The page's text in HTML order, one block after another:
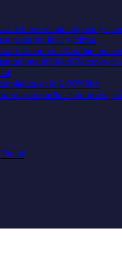
del tipo penal culposo y el
de la víctima.
Acción de Nulidad ante el
del Recurso de
en la LOPNNA
por los superiores